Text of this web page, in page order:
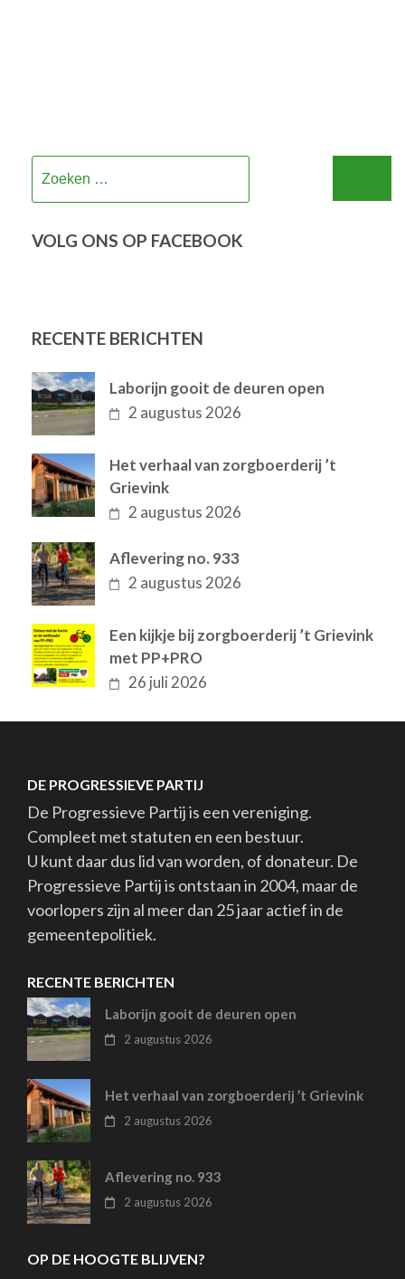
VOLG ONS OP FACEBOOK
RECENTE BERICHTEN
Laborijn gooit de deuren open
2 augustus 2026
Het verhaal van zorgboerderij ’t
Grievink
2 augustus 2026
Aflevering no. 933
2 augustus 2026
Een kijkje bij zorgboerderij ’t Grievink
met PP+PRO
26 juli 2026
DE PROGRESSIEVE PARTIJ
De Progressieve Partij is een vereniging.
Compleet met statuten en een bestuur.
U kunt daar dus lid van worden, of donateur. De
Progressieve Partij is ontstaan in 2004, maar de
voorlopers zijn al meer dan 25 jaar actief in de
gemeentepolitiek.
RECENTE BERICHTEN
Laborijn gooit de deuren open
2 augustus 2026
Het verhaal van zorgboerderij ’t Grievink
2 augustus 2026
Aflevering no. 933
2 augustus 2026
OP DE HOOGTE BLIJVEN?